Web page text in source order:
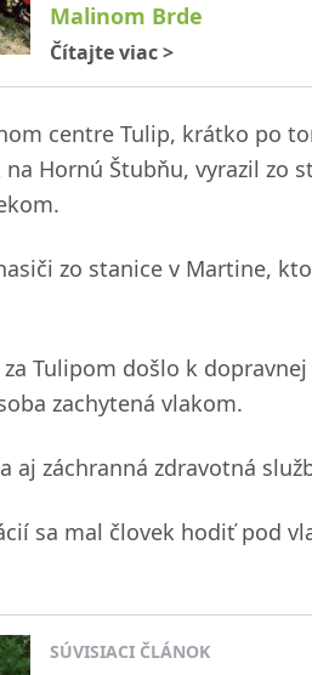
Malinom Brde
Čítajte viac>
centre Tulip, krátko po
Hornú Štubňu, vyrazil zo
zo stanice v Martine,
Tulipom došlo k dopravnej
zachytená vlakom.
aj záchranná zdravotná
sa mal človek hodiť pod
SÚVISIACI ČLÁNOK